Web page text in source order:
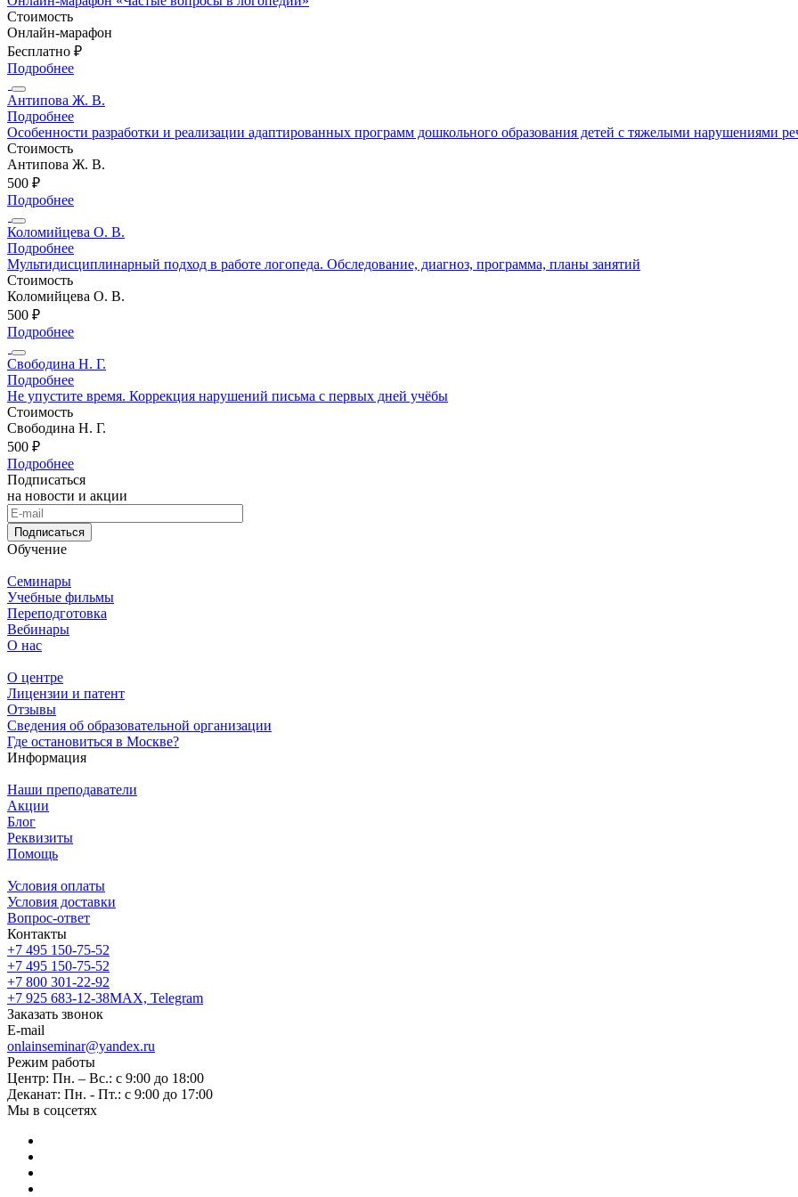
Стоимость
Онлайн-марафон
Бесплатно ₽
Подробнее
Антипова Ж. В.
Подробнее
Особенности разработки и реализации адаптированных программ дошкольного образования детей с тяжелыми нарушениями
Стоимость
Антипова Ж. В.
500 ₽
Подробнее
Коломийцева О. В.
Подробнее
Мультидисциплинарный подход в работе логопеда. Обследование, диагноз, программа, планы занятий
Стоимость
Коломийцева О. В.
500 ₽
Подробнее
Свободина Н. Г.
Подробнее
Не упустите время. Коррекция нарушений письма с первых дней учёбы
Стоимость
Свободина Н. Г.
500 ₽
Подробнее
Подписаться
на новости и акции
Подписаться
Обучение
Семинары
Учебные фильмы
Переподготовка
Вебинары
О нас
О центре
Лицензии и патент
Отзывы
Сведения об образовательной организации
Где остановиться в Москве?
Информация
Наши преподаватели
Акции
Блог
Реквизиты
Помощь
Условия оплаты
Условия доставки
Вопрос-ответ
Контакты
+7 495 150-75-52
+7 495 150-75-52
+7 800 301-22-92
+7 925 683-12-38MAX, Telegram
Заказать звонок
E-mail
onlainseminar@yandex.ru
Режим работы
Центр: Пн. – Вс.: с 9:00 до 18:00
Деканат: Пн. - Пт.: с 9:00 до 17:00
Мы в соцсетях